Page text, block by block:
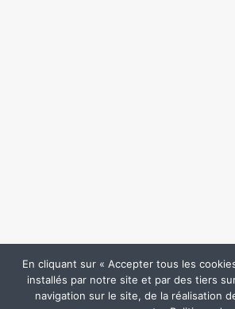
En cliquant sur « Accepter tous les
installés par notre site et par des tiers
navigation sur le site, de la réalisation